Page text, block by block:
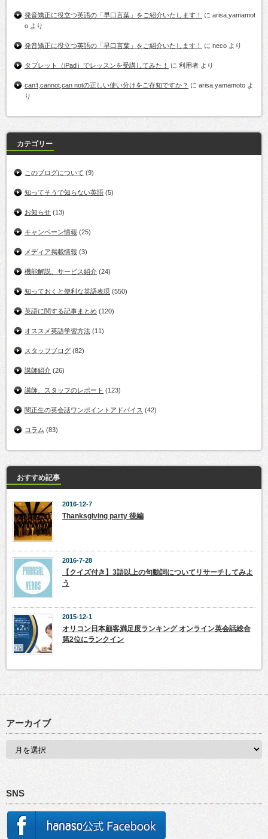
発音矯正に役立つ英語の「早口言葉」をご紹介いたします！ に arisa.yamamot
o より
発音矯正に役立つ英語の「早口言葉」をご紹介いたします！ に neco より
タブレット（iPad）でレッスンを受講してみた！ に 利用者 より
can’t,cannot,can notの正しい使い分けをご存知ですか？ に arisa.yamamoto よ
り
カテゴリー
このブログについて (9)
知ってそうで知らない英語 (5)
お知らせ (13)
キャンペーン情報 (25)
メディア掲載情報 (3)
機能解説、サービス紹介 (24)
知っておくと便利な英語表現 (550)
英語に関する記事まとめ (120)
オススメ英語学習方法 (11)
スタッフブログ (82)
講師紹介 (26)
講師、スタッフのレポート (123)
関正生の英会話ワンポイントアドバイス (42)
コラム (83)
おすすめ記事
2016-12-7
Thanksgiving party 後編
2016-7-28
【クイズ付き】3語以上の句動詞についてリサーチしてみよ
う
2015-12-1
オリコン日本顧客満足度ランキング オンライン英会話総合
第2位にランクイン
アーカイブ
SNS